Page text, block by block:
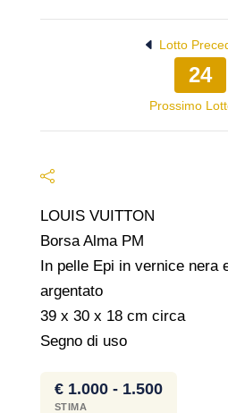
Lotto
24
Prossimo
LOUIS VUITTON
Borsa Alma PM
In pelle Epi in vernice nera
argentato
39 x 30 x 18 cm circa
Segno di uso
€ 1.000 - 1.500
STIMA